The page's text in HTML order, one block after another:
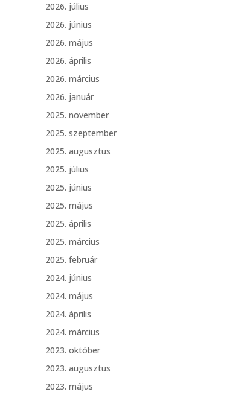
2026. július
2026. június
2026. május
2026. április
2026. március
2026. január
2025. november
2025. szeptember
2025. augusztus
2025. július
2025. június
2025. május
2025. április
2025. március
2025. február
2024. június
2024. május
2024. április
2024. március
2023. október
2023. augusztus
2023. május